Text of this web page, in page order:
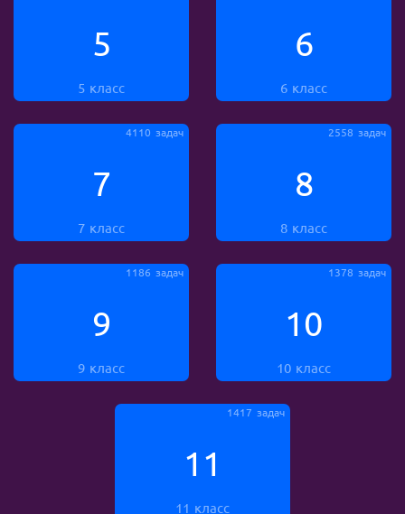
5
5 класс
6
6 класс
4110 задач
7
7 класс
2558 задач
8
8 класс
1186 задач
9
9 класс
1378 задач
10
10 класс
1417 задач
11
11 класс